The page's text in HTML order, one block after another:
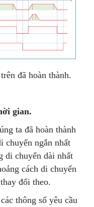
đã hoàn thành.
gian.
ta đã hoàn thành
chuyển ngắn nhất
chuyển dài nhất
cách di chuyển
đổi theo.
thông số yêu cầu